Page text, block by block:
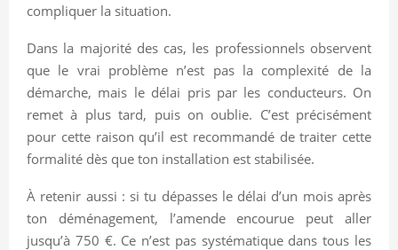
compliquer la situation.
Dans la majorité des cas, les professionnels observent
que le vrai problème n’est pas la complexité de la
démarche, mais le délai pris par les conducteurs. On
remet à plus tard, puis on oublie. C’est précisément
pour cette raison qu’il est recommandé de traiter cette
formalité dès que ton installation est stabilisée.
À retenir aussi : si tu dépasses le délai d’un mois après
ton déménagement, l’amende encourue peut aller
jusqu’à 750 €. Ce n’est pas systématique dans tous les